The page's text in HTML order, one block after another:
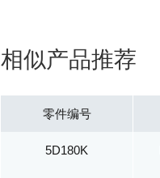
相似产品推荐
零件编号
5D180K